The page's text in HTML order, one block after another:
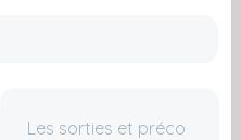
Les sorties et préco